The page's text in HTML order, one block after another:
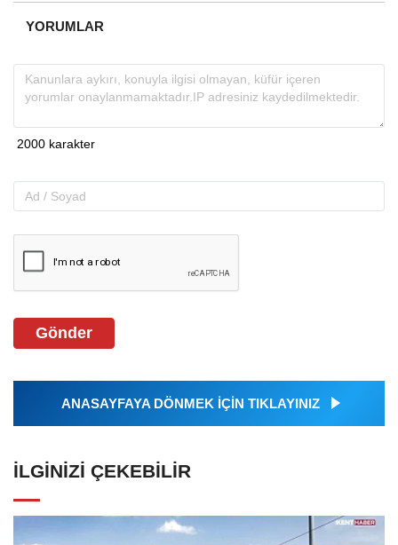
YORUMLAR
Gönder
ANASAYFAYA DÖNMEK İÇİN TIKLAYINIZ
İLGINIZI ÇEKEBILIR